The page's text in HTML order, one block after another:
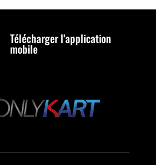
Télécharger l'application
mobile